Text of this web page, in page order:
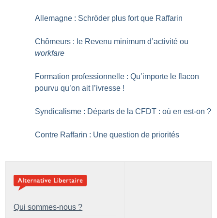
Allemagne : Schröder plus fort que Raffarin
Chômeurs : le Revenu minimum d’activité ou
workfare
Formation professionnelle : Qu’importe le flacon
pourvu qu’on ait l’ivresse !
Syndicalisme : Départs de la CFDT : où en est-on ?
Contre Raffarin : Une question de priorités
Qui sommes-nous ?